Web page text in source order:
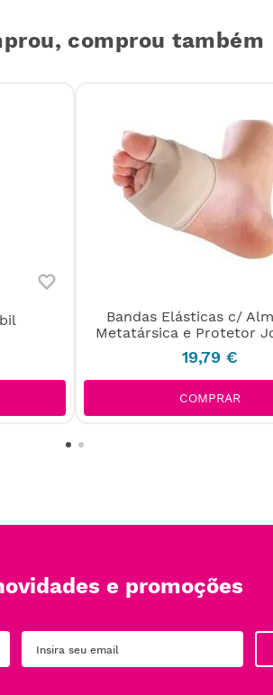
comprou também
Bandas Elásticas c/
Metatársica e Protetor
19,79 €
COMPRAR
e promoções